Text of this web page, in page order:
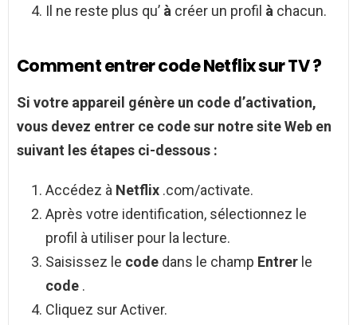
Il ne reste plus qu’ à créer un profil à chacun.
Comment entrer code Netflix sur TV ?
Si votre appareil génère un code d’activation,
vous devez entrer ce codesur notre site Web en
suivant les étapes ci-dessous :
Accédez à Netflix .com/activate.
Après votre identification, sélectionnez le
profil à utiliser pour la lecture.
Saisissez le code dans le champ Entrer le
code .
Cliquez sur Activer.